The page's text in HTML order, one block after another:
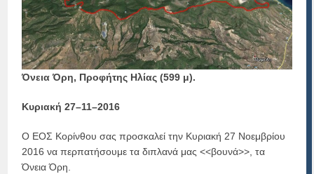
Όνεια Όρη, Προφήτης Ηλίας (599 μ).
Κυριακή 27–11–2016
Ο ΕΟΣ Κορίνθου σας προσκαλεί την Κυριακή 27 Νοεμβρίου
2016 να περπατήσουμε τα διπλανά μας <<βουνά>>, τα
Όνεια Όρη.